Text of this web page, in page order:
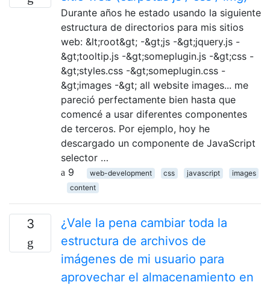
Durante años he estado usando la siguiente
estructura de directorios para mis sitios
web: &lt;root&gt; -&gt;js -&gt;jquery.js -
&gt;tooltip.js -&gt;someplugin.js -&gt;css -
&gt;styles.css -&gt;someplugin.css -
&gt;images -&gt; all website images... me
pareció perfectamente bien hasta que
comencé a usar diferentes componentes
de terceros. Por ejemplo, hoy he
descargado un componente de JavaScript
selector …
9
web-development css javascript
images
content
3
¿Vale la pena cambiar toda la
estructura de archivos de
imágenes de mi usuario para
aprovechar el almacenamiento en